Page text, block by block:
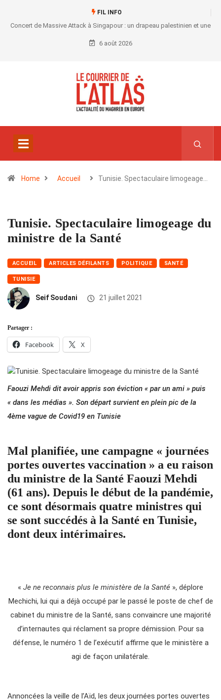
FIL INFO
Concert de Massive Attack à Singapour : un drapeau palestinien et une
convocation au commissariat
6 août 2026
Home Accueil Tunisie. Spectaculaire limogeage…
Tunisie. Spectaculaire limogeage du
ministre de la Santé
ACCUEIL ARTICLES DÉFILANTS POLITIQUE SANTÉ
TUNISIE
Seif Soudani 21 juillet 2021
Partager :
Facebook X
Faouzi Mehdi dit avoir appris son éviction « par un ami » puis
« dans les médias ». Son départ survient en plein pic de la
4ème vague de Covid19 en Tunisie
Mal planifiée, une campagne « journées
portes ouvertes vaccination » a eu raison
du ministre de la Santé Faouzi Mehdi
(61 ans). Depuis le début de la pandémie,
ce sont désormais quatre ministres qui
se sont succédés à la Santé en Tunisie,
dont deux intérimaires.
« Je ne reconnais plus le ministère de la Santé », déplore
Mechichi, lui qui a déjà occupé par le passé le poste de chef de
cabinet du ministre de la Santé, sans convaincre une majorité
d’internautes qui réclament sa propre démission. Pour sa
défense, le numéro 1 de l’exécutif affirme que le ministère a
agi de façon unilatérale.
Annoncées la veille de l’Aïd, les deux journées portes ouvertes